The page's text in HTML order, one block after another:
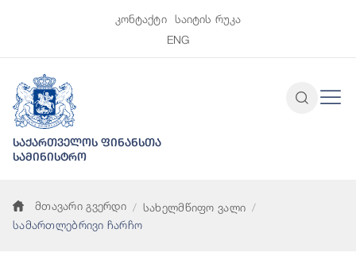
კონტაქტი
საიტის რუკა
ENG
საქართველოს ფინანსთა
სამინისტრო
მთავარი გვერდი
სახელმწიფო ვალი
სამართლებრივი ჩარჩო